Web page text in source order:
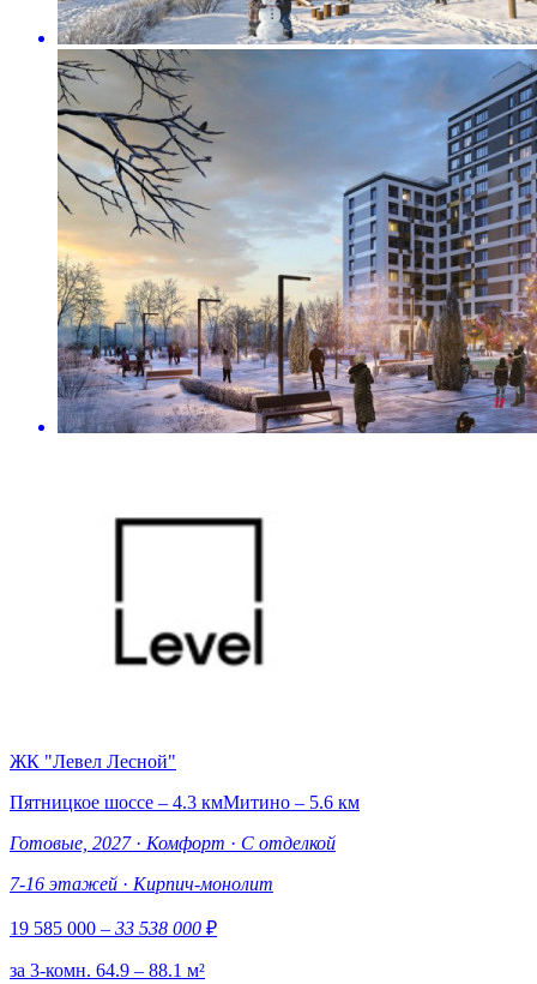
ЖК "Левел Лесной"
Пятницкое шоссе – 4.3 кмМитино – 5.6 км
Готовые, 2027 · Комфорт · С отделкой
7-16 этажей · Кирпич-монолит
19 585 000 – 33 538 000 ₽
за 3-комн. 64.9 – 88.1 м²